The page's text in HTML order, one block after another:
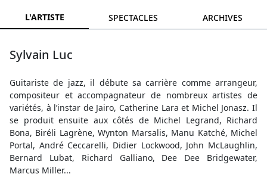
L'ARTISTE SPECTACLES ARCHIVES
Sylvain Luc
Guitariste de jazz, il débute sa carrière comme arrangeur,
compositeur et accompagnateur de nombreux artistes de
variétés, à l’instar de Jairo, Catherine Lara et Michel Jonasz. Il
se produit ensuite aux côtés de Michel Legrand, Richard
Bona, Biréli Lagrène, Wynton Marsalis, Manu Katché, Michel
Portal, André Ceccarelli, Didier Lockwood, John McLaughlin,
Bernard Lubat, Richard Galliano, Dee Dee Bridgewater,
Marcus Miller...